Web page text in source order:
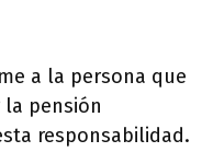
a la persona que
pensión
responsabilidad.